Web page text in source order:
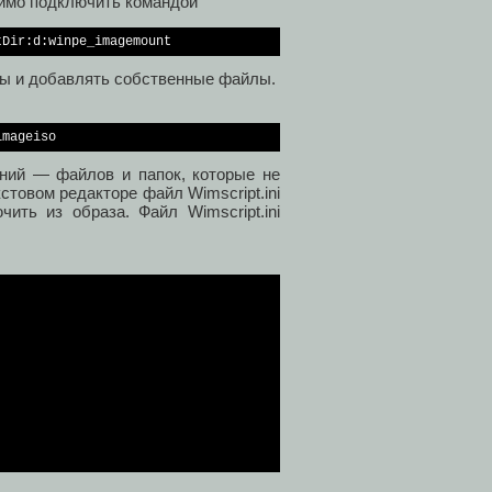
и добавлять собственные файлы.
— файлов и папок, которые не
редакторе файл Wimscript.ini
из образа. Файл Wimscript.ini